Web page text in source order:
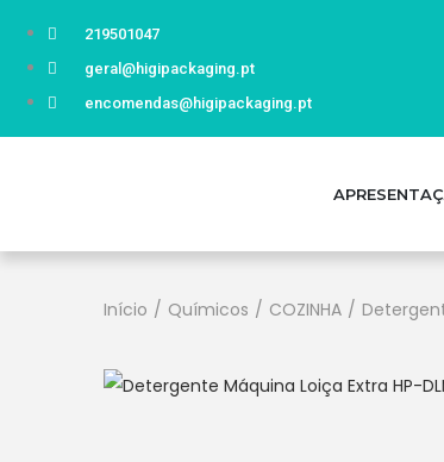
219501047
geral@higipackaging.pt
encomendas@higipackaging.pt
Início / Químicos / COZINHA /